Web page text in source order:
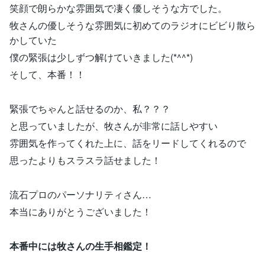
笑顔で朗らかな雰囲気で凄く優しそうな方でした。
牧さんの優しそうな雰囲気に初めてのラジオにビビり散ら
かしていた
僕の緊張は少しずつ解けていきました(*^^*)
そして、本番！！
緊張でちゃんと話せるのか、私？？？
と思っていましたが、牧さんが非常に話しやすい
雰囲気を作ってくれた上に、話をリードしてくれるので
思ったよりもスラスラ話せました！
流石プロのパーソナリティさん…
本当にありがとうございました！
本番中には牧さんの生手相鑑定！